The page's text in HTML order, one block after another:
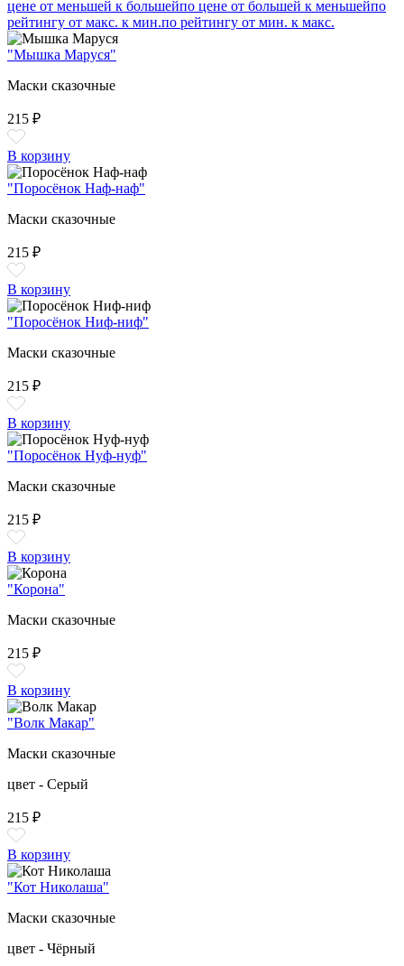
цене от меньшей к большейпо цене от большей к меньшейпо
рейтингу от макс. к мин.по рейтингу от мин. к макс.
"Мышка Маруся"
Маски сказочные
215 ₽
В корзину
"Поросёнок Наф-наф"
Маски сказочные
215 ₽
В корзину
"Поросёнок Ниф-ниф"
Маски сказочные
215 ₽
В корзину
"Поросёнок Нуф-нуф"
Маски сказочные
215 ₽
В корзину
"Корона"
Маски сказочные
215 ₽
В корзину
"Волк Макар"
Маски сказочные
цвет - Серый
215 ₽
В корзину
"Кот Николаша"
Маски сказочные
цвет - Чёрный